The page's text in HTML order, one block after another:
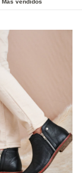
Más vendidos